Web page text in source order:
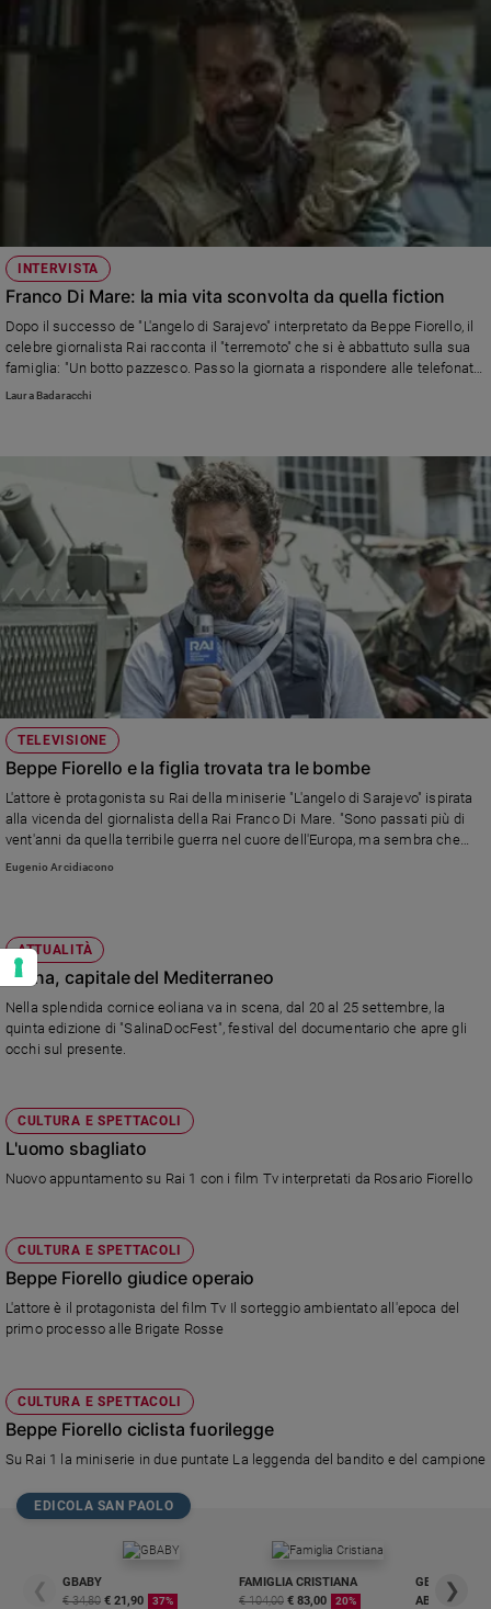
INTERVISTA
Franco Di Mare: la mia vita sconvolta da quella fiction
Dopo il successo de "L'angelo di Sarajevo" interpretato da Beppe Fiorello, il
celebre giornalista Rai racconta il "terremoto" che si è abbattuto sulla sua
famiglia: "Un botto pazzesco. Passo la giornata a rispondere alle telefonate
e alle mail, Stella è un po' turbata e non vede l'ora che tutto si plachi". E
Laura Badaracchi
TELEVISIONE
Beppe Fiorello e la figlia trovata tra le bombe
L'attore è protagonista su Rai della miniserie "L'angelo di Sarajevo" ispirata
alla vicenda del giornalista della Rai Franco Di Mare. "Sono passati più di
vent'anni da quella terribile guerra nel cuore dell'Europa, ma sembra che
non abbiamo imparato nulla".
Eugenio Arcidiacono
ATTUALITÀ
Salina, capitale del Mediterraneo
Nella splendida cornice eoliana va in scena, dal 20 al 25 settembre, la
quinta edizione di "SalinaDocFest", festival del documentario che apre gli
occhi sul presente.
CULTURA E SPETTACOLI
L'uomo sbagliato
Nuovo appuntamento su Rai 1 con i film Tv interpretati da Rosario Fiorello
CULTURA E SPETTACOLI
Beppe Fiorello giudice operaio
L'attore è il protagonista del film Tv Il sorteggio ambientato all'epoca del
primo processo alle Brigate Rosse
CULTURA E SPETTACOLI
Beppe Fiorello ciclista fuorilegge
Su Rai 1 la miniserie in due puntate La leggenda del bandito e del campione
EDICOLA SAN PAOLO
❮
GBABY
€ 34,80 € 21,90 37%
FAMIGLIA CRISTIANA
€ 104,00 € 83,00 20%
GBABY
❯